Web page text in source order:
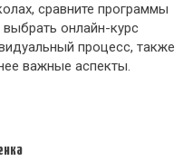
сравните программы
онлайн-курс
процесс, также
важные аспекты.